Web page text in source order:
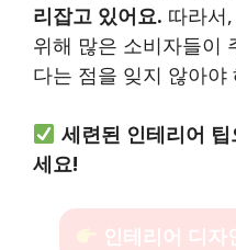
리잡고 있어요. 따라서
위해 많은 소비자들이
다는 점을 잊지 않아야
세련된 인테리어
세요!
인테리어 디자